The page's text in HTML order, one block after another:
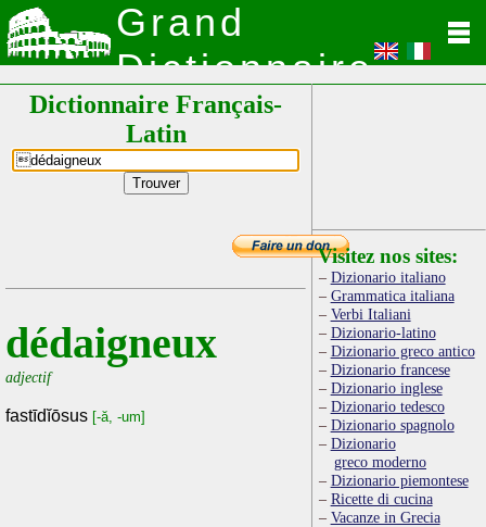
Grand
Dictionnaire
Latin
Dictionnaire Français-
Latin
dédaigneux
adjectif
fastīdĭōsus [-ă, -um]
Visitez nos sites:
Dizionario italiano
Grammatica italiana
Verbi Italiani
Dizionario-latino
Dizionario greco antico
Dizionario francese
Dizionario inglese
Dizionario tedesco
Dizionario spagnolo
Dizionario
greco moderno
Dizionario piemontese
Ricette di cucina
Vacanze in Grecia